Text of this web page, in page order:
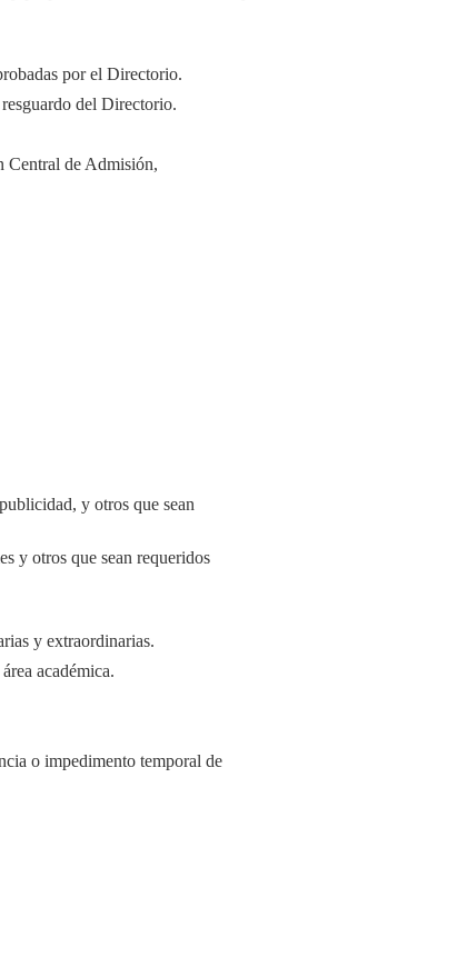
por el Directorio.
del Directorio.
Central de Admisión,
y otros que sean
y otros que sean requeridos
y extraordinarias.
académica.
o impedimento temporal de